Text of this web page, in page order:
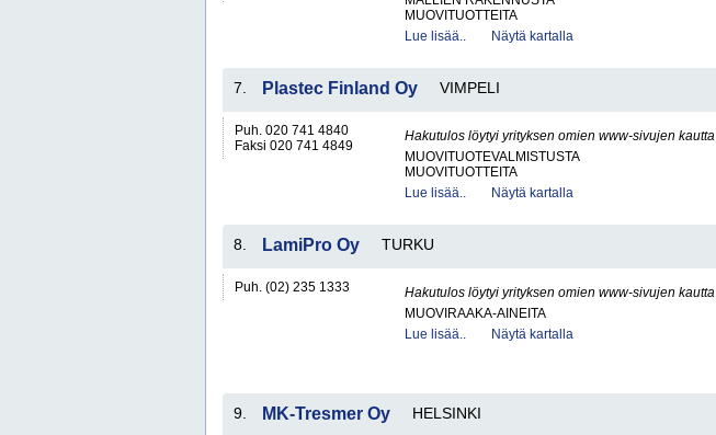
MUOVITUOTTEITA
Lue lisää..
Näytä kartalla
7. Plastec Finland Oy VIMPELI
Puh. 020 741 4840
Faksi 020 741 4849
Hakutulos löytyi yrityksen omien www-sivujen kautta
MUOVITUOTEVALMISTUSTA
MUOVITUOTTEITA
Lue lisää..
Näytä kartalla
8. LamiPro Oy TURKU
Puh. (02) 235 1333
Hakutulos löytyi yrityksen omien www-sivujen kautta
MUOVIRAAKA-AINEITA
Lue lisää..
Näytä kartalla
9. MK-Tresmer Oy HELSINKI